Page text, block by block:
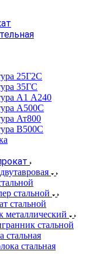
25Г2С
35ГС
А1 А240
А500С
Ат800
В500С
стальной
стальной
металлический
стальной
стальная
стальная